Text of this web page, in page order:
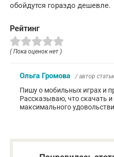
обойдутся гораздо дешевле.
Рейтинг
( Пока оценок нет )
Ольга Громова / автор
Пишу о мобильных играх и
Рассказываю, что скачать и
максимального